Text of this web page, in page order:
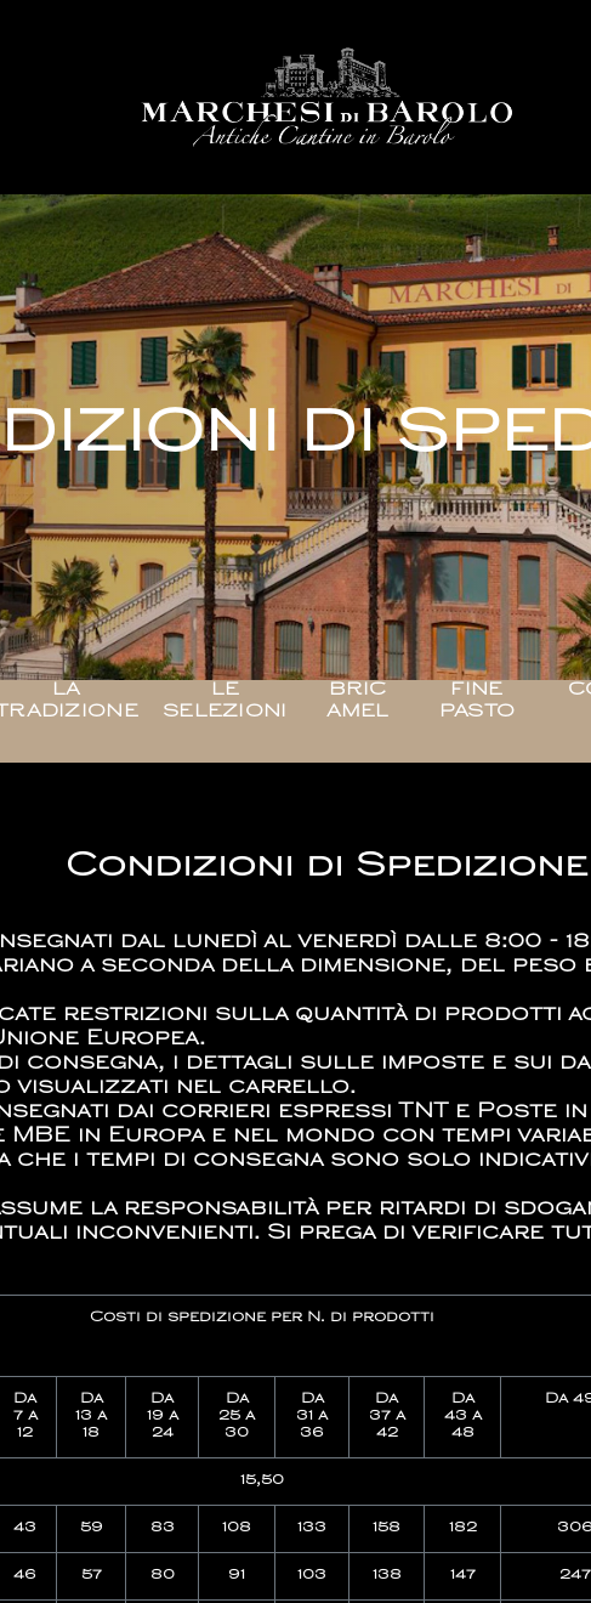
DI
LA
TRADIZIONE
LE
SELEZIONI
BRIC
AMEL
FINE
PASTO
Condizioni di Spedizione
dal lunedì al venerdì dalle 8:00 -
a seconda della dimensione, del
restrizioni sulla quantità di prodotti
Europea.
consegna, i dettagli sulle imposte e sui
visualizzati nel carrello.
dai corrieri espressi TNT e Poste
MBE in Europa e nel mondo con tempi
che i tempi di consegna sono solo
la responsabilità per ritardi di
inconvenienti. Si prega di verificare
Costi di spedizione per N. di prodotti
Da
7 a
12
Da
13 a
18
Da
19 a
24
Da
25 a
30
Da
31 a
36
Da
37 a
42
Da
43 a
48
Da
15,50
43 59 83 108 133 158 182 306
46 57 80 91 103 138 147 247